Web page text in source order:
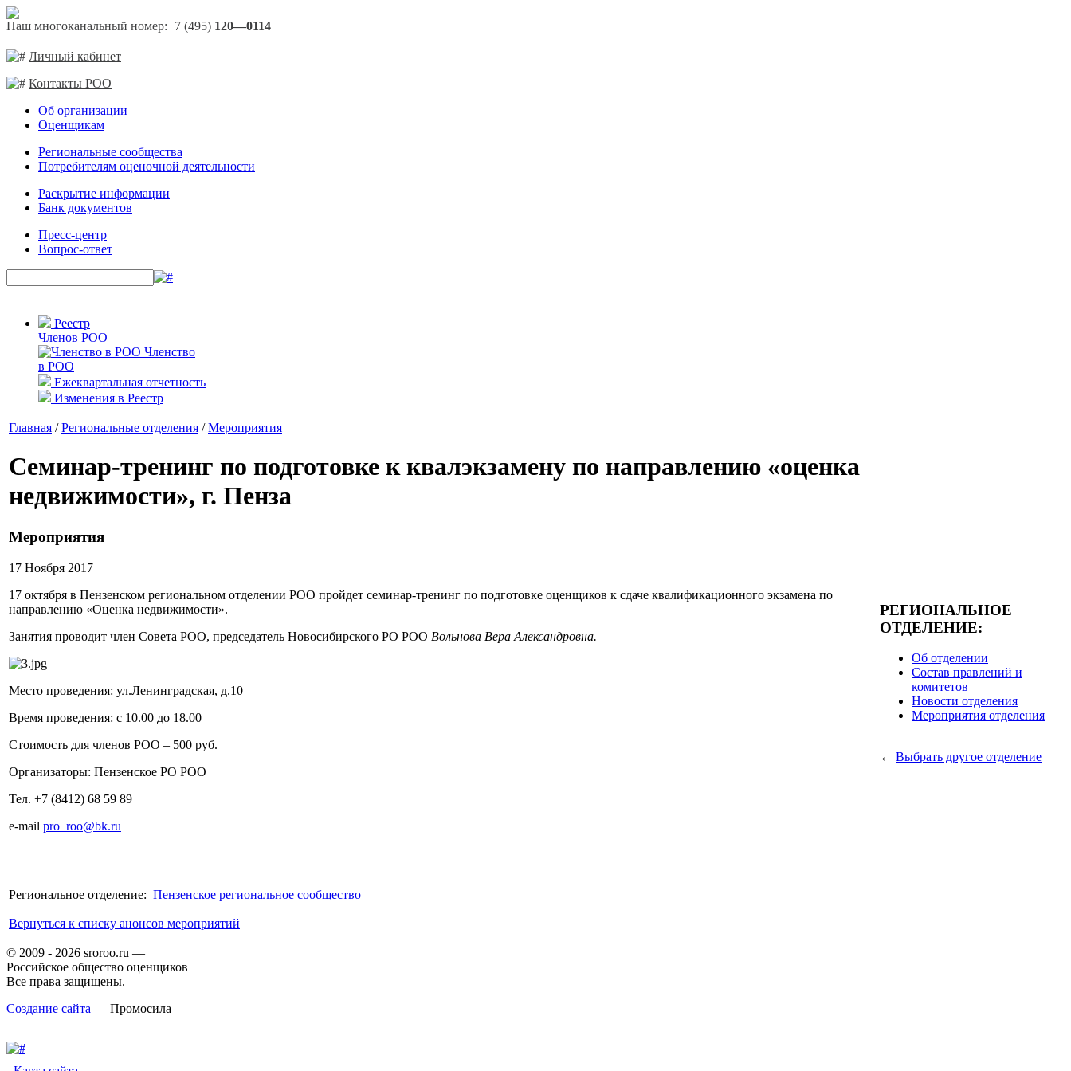
Наш многоканальный номер:+7 (495) 120—0114
Личный кабинет
Контакты РОО
Об организации
Оценщикам
Региональные сообщества
Потребителям оценочной деятельности
Раскрытие информации
Банк документов
Пресс-центр
Вопрос-ответ
Реестр
Членов РОО
Членство
в РОО
Ежеквартальная отчетность
Изменения в Реестр
Главная /Региональные отделения /Мероприятия
Семинар-тренинг по подготовке к квалэкзамену по направлению «оценка
недвижимости», г. Пенза
Мероприятия
17 Ноября 2017
17 октября в Пензенском региональном отделении РОО пройдет семинар-тренинг по подготовке оценщиков к сдаче квалификационного экзамена по
направлению «Оценка недвижимости».
Занятия проводит член Совета РОО, председатель Новосибирского РО РОО Вольнова Вера Александровна.
Место проведения: ул.Ленинградская, д.10
Время проведения: с 10.00 до 18.00
Стоимость для членов РОО – 500 руб.
Организаторы: Пензенское РО РОО
Тел. +7 (8412) 68 59 89
e-mail pro_roo@bk.ru
Региональное отделение: Пензенское региональное сообщество
Вернуться к списку анонсов мероприятий
РЕГИОНАЛЬНОЕ
ОТДЕЛЕНИЕ:
Об отделении
Состав правлений и
комитетов
Новости отделения
Мероприятия отделения
← Выбрать другое отделение
© 2009 - 2026 sroroo.ru —
Российское общество оценщиков
Все права защищены.
Создание сайта — Промосила